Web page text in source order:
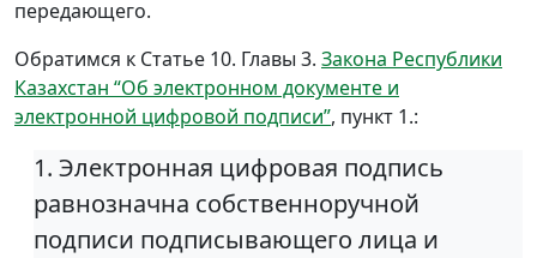
передающего.
Обратимся к Статье 10. Главы 3. Закона Республики
Казахстан “Об электронном документе и
электронной цифровой подписи”, пункт 1.:
1. Электронная цифровая подпись
равнозначна собственноручной
подписи подписывающего лица и